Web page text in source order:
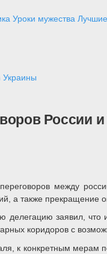
Уроки мужества
Украины
России
между
а также прекращение
делегацию заявил,
коридоров с
к конкретным мерам